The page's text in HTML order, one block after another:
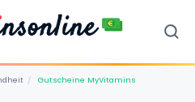
/ Gutscheine MyVitamins